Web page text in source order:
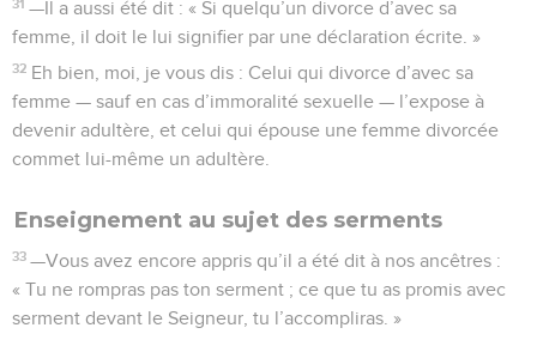
31 —Il a aussi été dit : « Si quelqu’un divorce d’avec sa
femme, il doit le lui signifier par une déclaration écrite. »
32 Eh bien, moi, je vous dis : Celui qui divorce d’avec sa
femme — sauf en cas d’immoralité sexuelle — l’expose à
devenir adultère, et celui qui épouse une femme divorcée
commet lui-même un adultère.
Enseignement au sujet des serments
33 —Vous avez encore appris qu’il a été dit à nos ancêtres :
« Tu ne rompras pas ton serment ; ce que tu as promis avec
serment devant le Seigneur, tu l’accompliras. »